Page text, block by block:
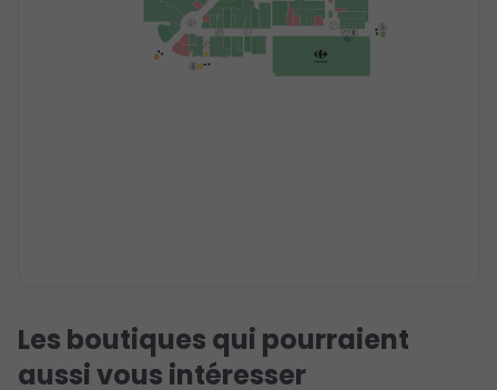
Les boutiques qui pourraient
aussi vous intéresser